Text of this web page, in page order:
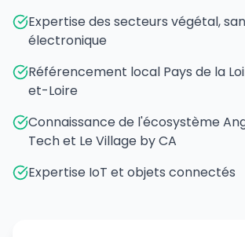
Expertise des secteurs végétal,
électronique
Référencement local Pays de la
et-Loire
Connaissance de l'écosystème
Tech et Le Village by CA
Expertise IoT et objets connectés